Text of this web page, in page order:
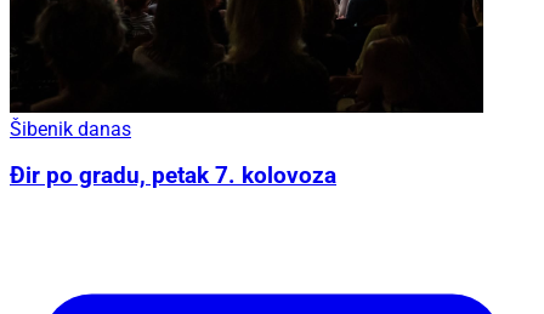
Šibenik danas
Đir po gradu, petak 7. kolovoza